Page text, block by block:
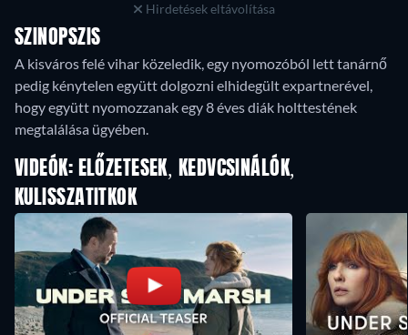
Hirdetések eltávolítása
SZINOPSZIS
A kisváros felé vihar közeledik, egy nyomozóból lett tanárnő
pedig kénytelen együtt dolgozni elhidegült expartnerével,
hogy együtt nyomozzanak egy 8 éves diák holttestének
megtalálása ügyében.
VIDEÓK: ELŐZETESEK, KEDVCSINÁLÓK,
KULISSZATITKOK